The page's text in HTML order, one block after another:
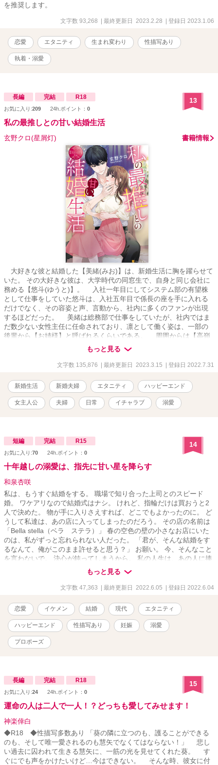
を推奨します。
文字数 93,268 | 最終更新日 2023.2.28 | 登録日 2023.1.06
恋愛 エタニティ 生まれ変わり 性描写あり
執着・溺愛
長編 完結 R18
お気に入り:209 24h.ポイント： 0
13
私の最推しとの甘い結婚生活
玄野クロ(星屑灯) 書籍情報
大好きな彼と結婚した【美緒(みお)】は、新婚生活に胸を躍らせて
いた。 その大好きな彼は、大学時代の同窓生で、自身と同じ会社に
務める【悠斗(ゆうと)】。 入社一年目にしてシステム部の有望株
として仕事をしていた悠斗は、入社五年目で係長の座を手に入れる
だけでなく、その容姿と声、言動から、社内に多くのファンが出現
するほどだった。 美緒は総務部で仕事をしていたが、社内ではま
だ数少ない女性主任に任命されており、凛として働く姿は、一部の
後輩から【お姉様】と呼ばれるくらいである。 周囲からは【高嶺
カップル】と呼ばれており、誰もが羨むような二人は、完璧なカッ
プルに見えた。 ――だが、彼等は知らない。 悠斗が、美緒にだ
け見せる素顔を。 美緒が、悠斗にだけ見せる素顔を。
トの多い 話となっています。 ※R18回は、話のタイトルの頭に
「*」をつけていますので、目安としてください。 ※一部、非日常な
展開があるかもしれませんが、読み物として楽しんでいただけまし
たら幸いです。 Key Word*** アダルト、18禁、エロ、エッチ、えっ
もっと見る
文字数 135,876 | 最終更新日 2023.3.15 | 登録日 2022.7.31
新婚生活 新婚夫婦 エタニティ ハッピーエンド
女主人公 夫婦 日常 イチャラブ 溺愛
短編 完結 R15
お気に入り:70 24h.ポイント： 0
14
十年越しの溺愛は、指先に甘い星を降らす
和泉杏咲
私は、もうすぐ結婚をする。 職場で知り合った上司とのスピード
婚。 ワケアリなので結婚式はナシ。 けれど、指輪だけは買おうと2
人で決めた。 物が手に入りさえすれば、どこでもよかったのに。 ど
うして私達は、あの店に入ってしまったのだろう。 その店の名前は
「Bella stella（ベラ ステラ）」 春の空色の壁の小さなお店にいた
のは、私がずっと忘れられない人だった。 「君が、そんな結婚をす
るなんて、俺がこのまま許せると思う？」 お願い。 今、そんなこと
を言わないで。 決心が鈍ってしまうから。 私の人生は、あの人に捧
げると決めてしまったのだから。 ⌒＊｡*ﾟ＊⌒＊ﾟ*｡＊⌒＊｡*ﾟ＊⌒＊
ﾟ*｡＊⌒＊｡*ﾟ 東雲美空（28） 会社員 × 如月理玖（28） 有名ジュ
エリー作家 ⌒＊｡*ﾟ＊⌒＊ﾟ*｡＊⌒＊｡*ﾟ＊⌒＊ ﾟ*｡＊⌒＊｡*ﾟ
もっと見る
文字数 47,363 | 最終更新日 2022.6.05 | 登録日 2022.6.04
恋愛 イケメン 結婚 現代 エタニティ
ハッピーエンド 性描写あり 妊娠 溺愛
プロポーズ
長編 完結 R18
お気に入り:24 24h.ポイント： 0
15
運命の人は二人で一人！？どっちも愛してみせます！
神楽倖白
◆R18 ◆性描写多数あり 「葵の隣に立つのも、護ることができる
のも、そして唯一愛されるのも慧矢でなくてはならない！」 悲し
い過去に囚われて生きる慧矢に、一筋の光を見せてくれた葵。 す
ぐにでも声をかけたいけど…今はできない。 そんな時、彼女に付